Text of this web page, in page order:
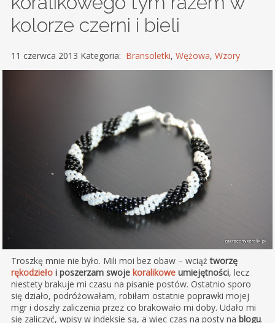
kolorze czerni i bieli
11 czerwca 2013 Kategoria: Bransoletki, Wężowa, Wzory
Troszkę mnie nie było. Mili moi bez obaw – wciążtworzę
rękodziełoi poszerzam swoje koralikoweumiejętności, lecz
niestety brakuje mi czasu na pisanie postów. Ostatnio sporo
się działo, podróżowałam, robiłam ostatnie poprawki mojej
mgr i doszły zaliczenia przez co brakowało mi doby. Udało mi
się zaliczyć, wpisy w indeksie są, a więc czas na posty na blogu.